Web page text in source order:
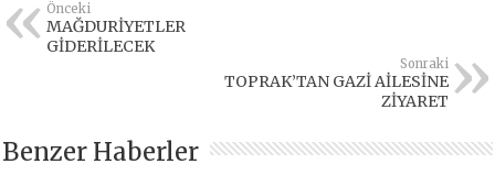
Önceki
MAĞDURİYETLER
GİDERİLECEK
Sonraki
TOPRAK’TAN GAZİ AİLESİNE
ZİYARET
Benzer Haberler